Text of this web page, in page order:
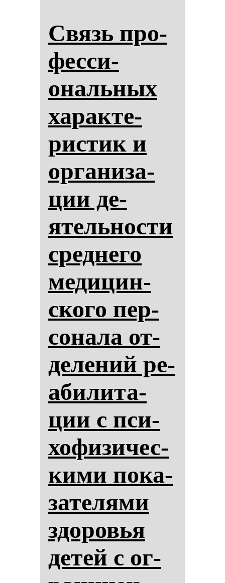
Связь про­
фес­си­
ональ­ных
ха­рак­те­
рис­тик и
ор­га­ни­за­
ции де­
ятель­нос­ти
сред­не­го
ме­ди­цин­
ско­го пер­
со­на­ла от­
де­ле­ний ре­
аби­ли­та­
ции с пси­
хо­фи­зи­чес­
ки­ми по­ка­
за­те­ля­ми
здо­ровья
де­тей с ог­